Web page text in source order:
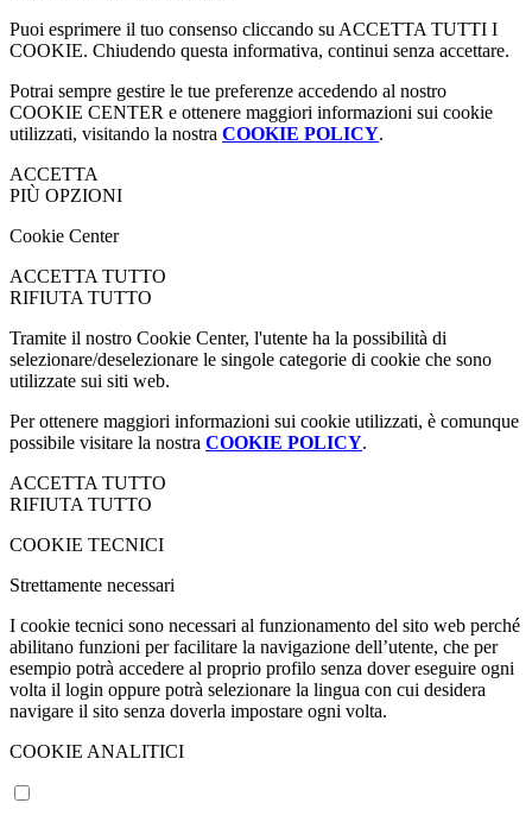
Puoi esprimere il tuo consenso cliccando su ACCETTA TUTTI I
COOKIE. Chiudendo questa informativa, continui senza accettare.
Potrai sempre gestire le tue preferenze accedendo al nostro
COOKIE CENTER e ottenere maggiori informazioni sui cookie
utilizzati, visitando la nostra COOKIE POLICY.
ACCETTA
PIÙ OPZIONI
Cookie Center
ACCETTA TUTTO
RIFIUTA TUTTO
Tramite il nostro Cookie Center, l'utente ha la possibilità di
selezionare/deselezionare le singole categorie di cookie che sono
utilizzate sui siti web.
Per ottenere maggiori informazioni sui cookie utilizzati, è comunque
possibile visitare la nostra COOKIE POLICY.
ACCETTA TUTTO
RIFIUTA TUTTO
COOKIE TECNICI
Strettamente necessari
I cookie tecnici sono necessari al funzionamento del sito web perché
abilitano funzioni per facilitare la navigazione dell’utente, che per
esempio potrà accedere al proprio profilo senza dover eseguire ogni
volta il login oppure potrà selezionare la lingua con cui desidera
navigare il sito senza doverla impostare ogni volta.
COOKIE ANALITICI